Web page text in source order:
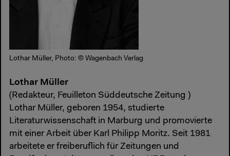
Lothar Müller, Photo: © Wagenbach Verlag
Lothar Müller
(Redakteur, Feuilleton Süddeutsche Zeitung )
Lothar Müller, geboren 1954, studierte
Literaturwissenschaft in Marburg und promovierte
mit einer Arbeit über Karl Philipp Moritz. Seit 1981
arbeitete er freiberuflich für Zeitungen und